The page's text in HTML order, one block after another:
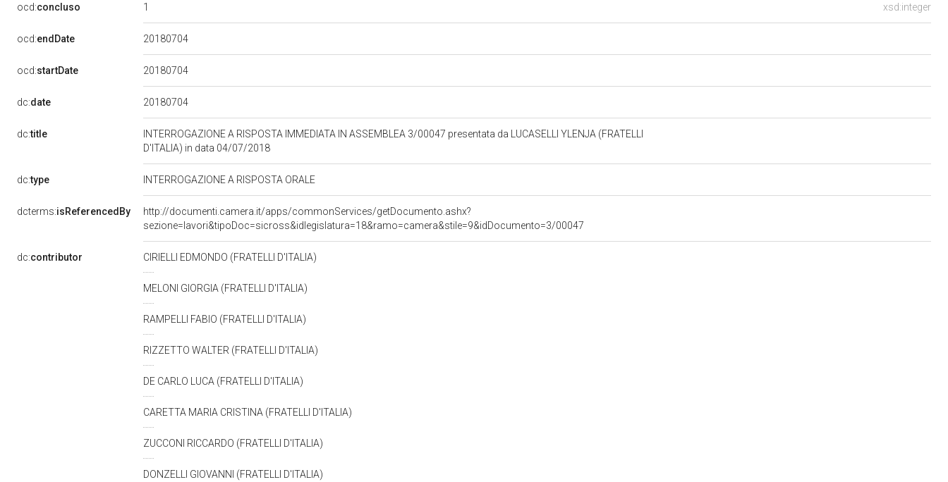
ocd:concluso xsd:integer
1
ocd:endDate 20180704
ocd:startDate 20180704
dc:date 20180704
dc:title
INTERROGAZIONE A RISPOSTA IMMEDIATA IN ASSEMBLEA 3/00047 presentata da LUCASELLI YLENJA (FRATELLI
D'ITALIA) in data 04/07/2018
dc:type INTERROGAZIONE A RISPOSTA ORALE
dcterms:isReferencedBy
http://documenti.camera.it/apps/commonServices/getDocumento.ashx?
sezione=lavori&tipoDoc=sicross&idlegislatura=18&ramo=camera&stile=9&idDocumento=3/00047
dc:contributor CIRIELLI EDMONDO (FRATELLI D'ITALIA)
MELONI GIORGIA (FRATELLI D'ITALIA)
RAMPELLI FABIO (FRATELLI D'ITALIA)
RIZZETTO WALTER (FRATELLI D'ITALIA)
DE CARLO LUCA (FRATELLI D'ITALIA)
CARETTA MARIA CRISTINA (FRATELLI D'ITALIA)
ZUCCONI RICCARDO (FRATELLI D'ITALIA)
DONZELLI GIOVANNI (FRATELLI D'ITALIA)